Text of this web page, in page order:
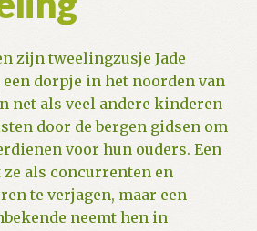
zijn tweelingzusje Jade
dorpje in het noorden van
net als veel andere kinderen
door de bergen gidsen om
voor hun ouders. Een
als concurrenten en
te verjagen, maar een
neemt hen in